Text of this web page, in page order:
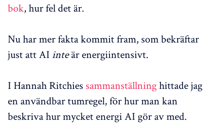
bok, hur fel det är.
Nu har mer fakta kommit fram, som bekräftar
just att AI inteär energiintensivt.
I Hannah Ritchies sammanställninghittade jag
en användbar tumregel, för hur man kan
beskriva hur mycket energi AI gör av med.